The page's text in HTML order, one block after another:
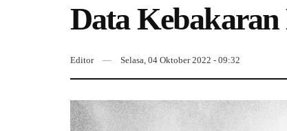
Data Kebakaran
Editor Selasa, 04 Oktober 2022 - 09:32